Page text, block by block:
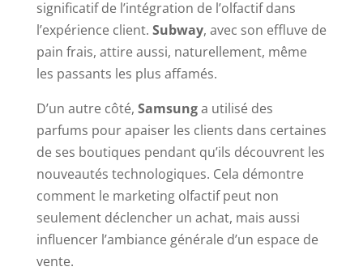
significatif de l’intégration de l’olfactif dans
l’expérience client. Subway, avec son effluve de
pain frais, attire aussi, naturellement, même
les passants les plus affamés.
D’un autre côté, Samsunga utilisé des
parfums pour apaiser les clients dans certaines
de ses boutiques pendant qu’ils découvrent les
nouveautés technologiques. Cela démontre
comment le marketing olfactif peut non
seulement déclencher un achat, mais aussi
influencer l’ambiance générale d’un espace de
vente.